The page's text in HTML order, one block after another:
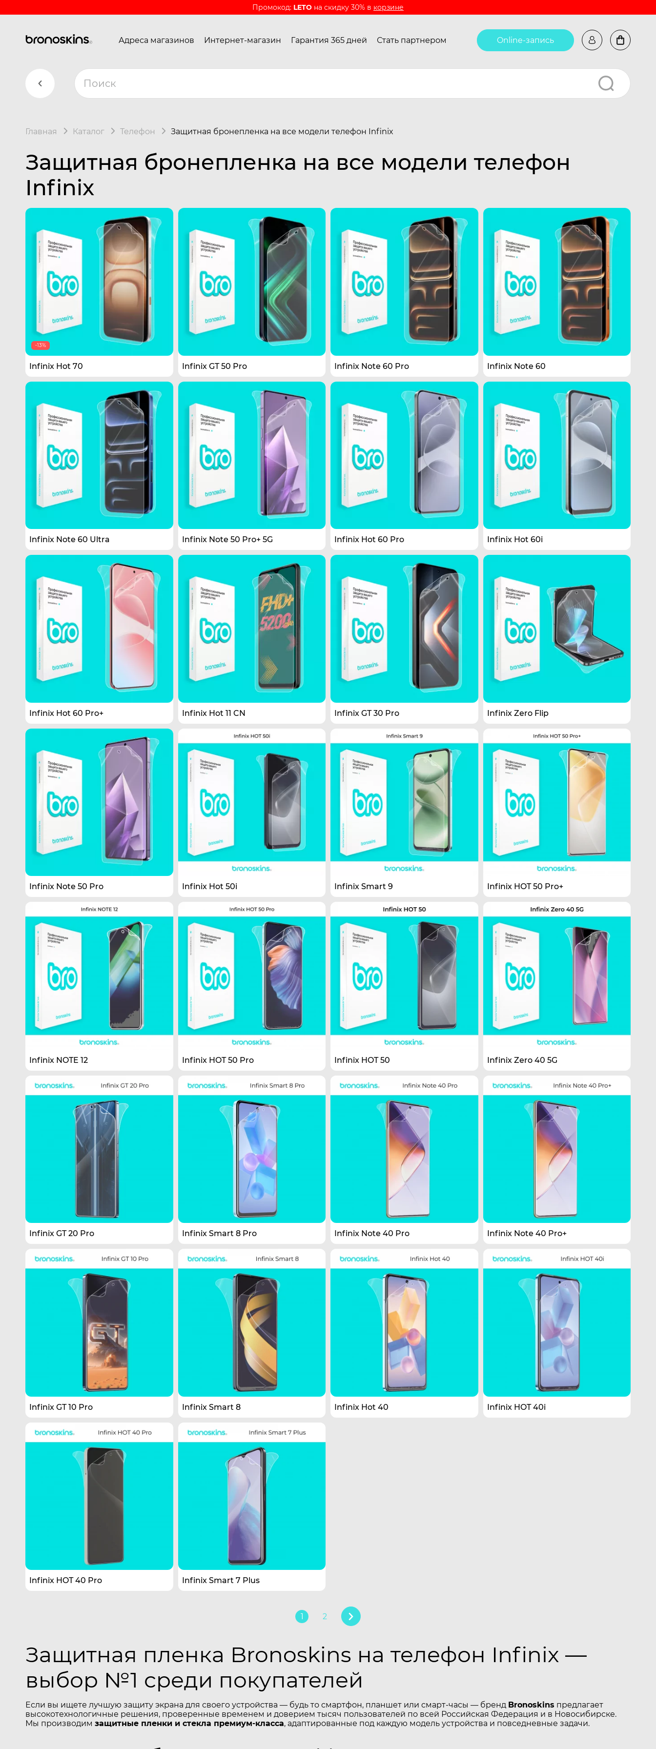
Промокод: LETO на скидку 30% в корзине
Адреса магазинов Интернет-магазин Гарантия 365 дней Стать партнером Online-запись
Главная Каталог Телефон Защитная бронепленка на все модели телефон Infinix
Защитная бронепленка на все модели телефон
Infinix
-13%
Infinix Hot 70 Infinix GT 50 Pro Infinix Note 60 Pro Infinix Note 60
Infinix Note 60 Ultra Infinix Note 50 Pro+ 5G Infinix Hot 60 Pro Infinix Hot 60i
Infinix Hot 60 Pro+ Infinix Hot 11 CN Infinix GT 30 Pro Infinix Zero Flip
Infinix Note 50 Pro Infinix Hot 50i Infinix Smart 9 Infinix HOT 50 Pro+
Infinix NOTE 12 Infinix HOT 50 Pro Infinix HOT 50 Infinix Zero 40 5G
Infinix GT 20 Pro Infinix Smart 8 Pro Infinix Note 40 Pro Infinix Note 40 Pro+
Infinix GT 10 Pro Infinix Smart 8 Infinix Hot 40 Infinix HOT 40i
Infinix HOT 40 Pro Infinix Smart 7 Plus
1 2
Защитная пленка Bronoskins на телефон Infinix —
выбор №1 среди покупателей
Если вы ищете лучшую защиту экрана для своего устройства — будь то смартфон, планшет или смарт-часы — бренд Bronoskins предлагает
высокотехнологичные решения, проверенные временем и доверием тысяч пользователей по всей Российская Федерация и в Новосибирске.
Мы производим защитные пленки и стекла премиум-класса, адаптированные под каждую модель устройства и повседневные задачи.